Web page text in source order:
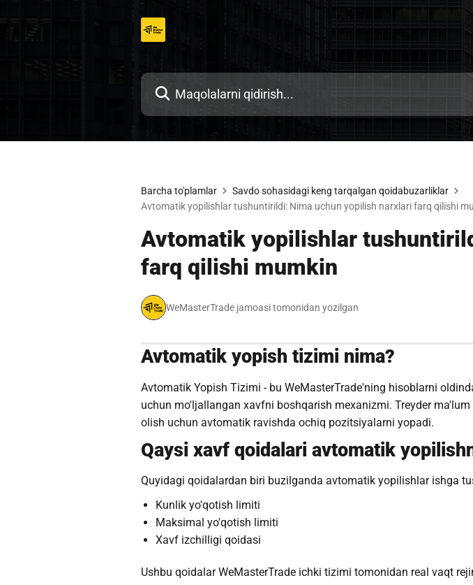
Barcha to'plamlar
Savdo sohasidagi keng tarqalgan qoidabuzarliklar
Avtomatik yopilishlar tushuntirildi: Nima uchun yopilish narxlari farq qilishi
Avtomatik yopilishlar
farq qilishi mumkin
WeMasterTrade jamoasi tomonidan yozilgan
Avtomatik yopish tizimi nima?
Avtomatik Yopish Tizimi - bu WeMasterTrade'ning hisoblarni
uchun mo'ljallangan xavfni boshqarish mexanizmi. Treyder
olish uchun avtomatik ravishda ochiq pozitsiyalarni yopadi.
Qaysi xavf qoidalari avtomatik
Quyidagi qoidalardan biri buzilganda avtomatik yopilishlar ishga
Kunlik yo'qotish limiti
Maksimal yo'qotish limiti
Xavf izchilligi qoidasi
Ushbu qoidalar WeMasterTrade ichki tizimi tomonidan real vaqt